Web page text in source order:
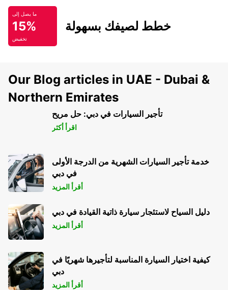
ما يصل إلى
15%
تخفيض
خطط لصيفك بسهولة
Our Blog articles in UAE - Dubai &
Northern Emirates
تأجير السيارات في دبي: حل مريح
اقرأ أكثر
خدمة تأجير السيارات الشهرية من الدرجة الأولى
في دبي
أقرأ المزيد
دليل السياح لاستئجار سيارة ذاتية القيادة في دبي
أقرأ المزيد
كيفية اختيار السيارة المناسبة لتأجيرها شهريًا في
دبي
أقرأ المزيد